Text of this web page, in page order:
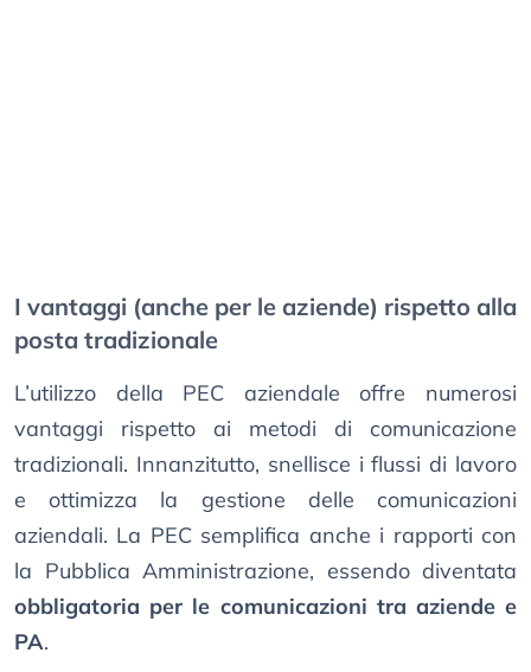
I vantaggi (anche per le aziende) rispetto alla
posta tradizionale
L’utilizzo della PEC aziendale offre numerosi
vantaggi rispetto ai metodi di comunicazione
tradizionali. Innanzitutto, snellisce i flussi di lavoro
e ottimizza la gestione delle comunicazioni
aziendali. La PEC semplifica anche i rapporti con
la Pubblica Amministrazione, essendo diventata
obbligatoria per le comunicazioni tra aziende e
PA.